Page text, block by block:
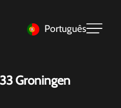
Português
Groningen